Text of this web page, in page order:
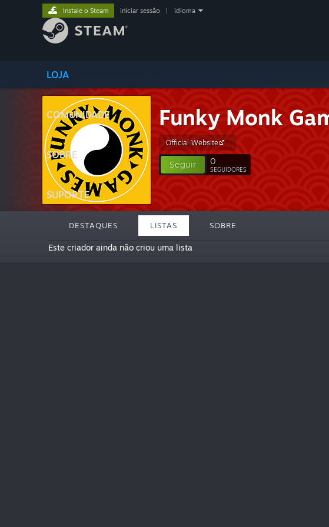
LOJA
COMUNIDADE
SOBRE
SUPORTE
Instale o Steam iniciar sessão idioma
Funky Monk
Official Website
Seguir 0
SEGUIDORES
DESTAQUES LISTAS SOBRE
Este criador ainda não criou uma lista